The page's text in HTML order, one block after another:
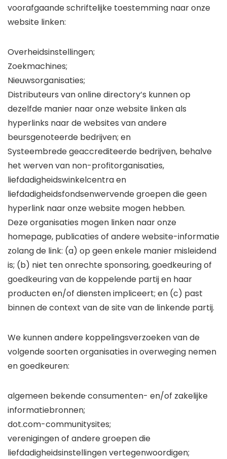
voorafgaande schriftelijke toestemming naar onze
website linken:
Overheidsinstellingen;
Zoekmachines;
Nieuwsorganisaties;
Distributeurs van online directory’s kunnen op
dezelfde manier naar onze website linken als
hyperlinks naar de websites van andere
beursgenoteerde bedrijven; en
Systeembrede geaccrediteerde bedrijven, behalve
het werven van non-profitorganisaties,
liefdadigheidswinkelcentra en
liefdadigheidsfondsenwervende groepen die geen
hyperlink naar onze website mogen hebben.
Deze organisaties mogen linken naar onze
homepage, publicaties of andere website-informatie
zolang de link: (a) op geen enkele manier misleidend
is; (b) niet ten onrechte sponsoring, goedkeuring of
goedkeuring van de koppelende partij en haar
producten en/of diensten impliceert; en (c) past
binnen de context van de site van de linkende partij.
We kunnen andere koppelingsverzoeken van de
volgende soorten organisaties in overweging nemen
en goedkeuren:
algemeen bekende consumenten- en/of zakelijke
informatiebronnen;
dot.com-communitysites;
verenigingen of andere groepen die
liefdadigheidsinstellingen vertegenwoordigen;